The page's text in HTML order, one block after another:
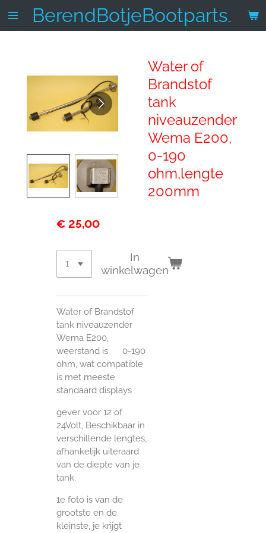
Ga
BerendBotjeBootparts.nl
Water of
Brandstof
tank
niveauzender
Wema E200,
0-190
ohm,lengte
200mm
€ 25,00
In
winkelwagen
Water of Brandstof
tank niveauzender
Wema E200,
weerstand is 0-190
ohm, wat compatible
is met meeste
standaard displays
gever voor 12 of
24Volt, Beschikbaar in
verschillende lengtes,
afhankelijk uiteraard
van de diepte van je
tank.
1e foto is van de
grootste en de
kleinste, je krijgt